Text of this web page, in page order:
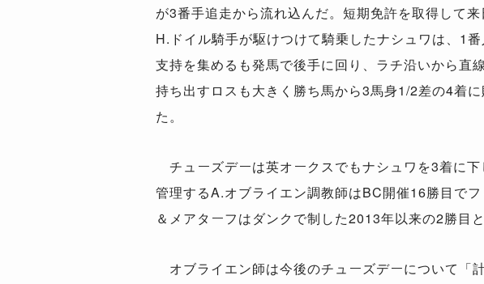
が3番手追走から流れ込んだ。短期免許を取得して
H.ドイル騎手が駆けつけて騎乗したナシュワは、1
支持を集めるも発馬で後手に回り、ラチ沿いから直
持ち出すロスも大きく勝ち馬から3馬身1/2差の4着
た。
チューズデーは英オークスでもナシュワを3着に
管理するA.オブライエン調教師はBC開催16勝目で
＆メアターフはダンクで制した2013年以来の2勝目と
オブライエン師は今後のチューズデーについて「